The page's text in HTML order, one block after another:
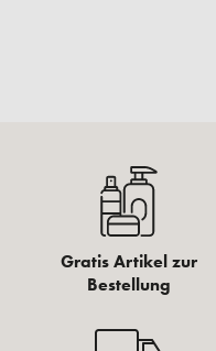
Gratis Artikel zur
Bestellung